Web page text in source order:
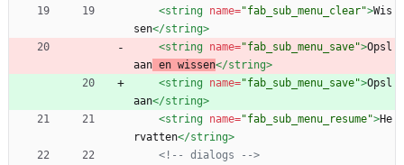
<string name="fab_sub_menu_clear">Wis
sen</string>
<string name="fab_sub_menu_save">Opsl
aan en wissen</string>
<string
name="fab_sub_menu_save">Opsl
aan</string>
<string name="fab_sub_menu_resume">He
rvatten</string>
<!--
dialogs
-->